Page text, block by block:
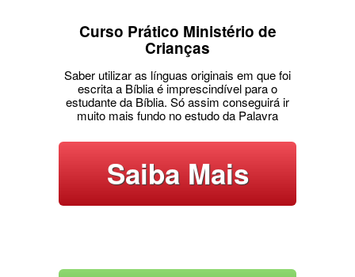
Curso Prático Ministério de
Crianças
Saber utilizar as línguas originais em que foi
escrita a Bíblia é imprescindível para o
estudante da Bíblia. Só assim conseguirá ir
muito mais fundo no estudo da Palavra
Saiba Mais